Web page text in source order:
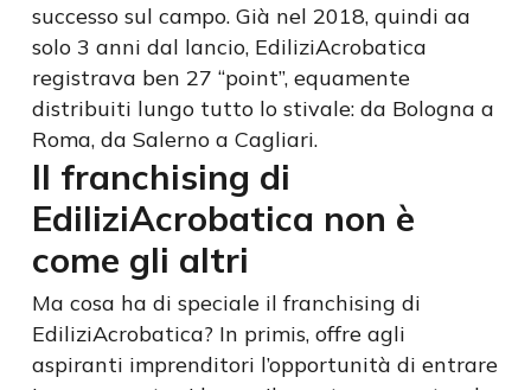
successo sul campo. Già nel 2018, quindi aa
solo 3 anni dal lancio, EdiliziAcrobatica
registrava ben 27 “point”, equamente
distribuiti lungo tutto lo stivale: da Bologna a
Roma, da Salerno a Cagliari.
Il franchising di
EdiliziAcrobatica non è
come gli altri
Ma cosa ha di speciale il franchising di
EdiliziAcrobatica? In primis, offre agli
aspiranti imprenditori l’opportunità di entrare